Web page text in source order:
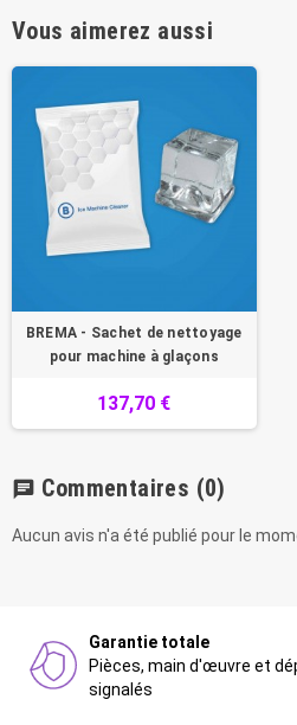
Vous aimerez aussi
BREMA - Sachet de nettoyage
pour machine à glaçons
137,70 €
chat Commentaires (0)
Aucun avis n'a été publié pour le
Garantie totale
Pièces, main d'œuvre et
signalés